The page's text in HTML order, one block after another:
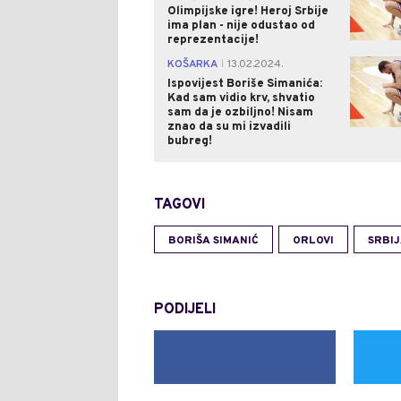
Olimpijske igre! Heroj Srbije
ima plan - nije odustao od
reprezentacije!
KOŠARKA
13.02.2024.
Ispovijest Boriše Simanića:
Kad sam vidio krv, shvatio
sam da je ozbiljno! Nisam
znao da su mi izvadili
bubreg!
TAGOVI
BORIŠA SIMANIĆ ORLOVI
PODIJELI